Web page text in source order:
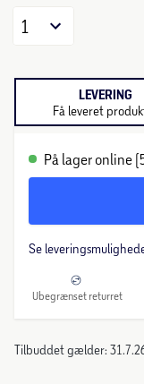
1
LEVERING
Få leveret
På lager online
Se
Ubegrænset returret
Tilbuddet gælder: